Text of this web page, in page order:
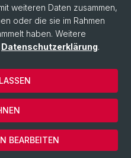
weiteren Daten zusammen,
oder die sie im Rahmen
haben. Weitere
Datenschutzerklärung.
BEARBEITEN